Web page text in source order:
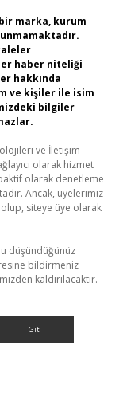
marka, kurum
haber niteliği
hakkında
ve kişiler ile isim
bilgiler
ve İletişim
olarak hizmet
olarak denetleme
Ancak, üyelerimiz
siteye üye olarak
düşündüğünüz
bildirmeniz
kaldırılacaktır.